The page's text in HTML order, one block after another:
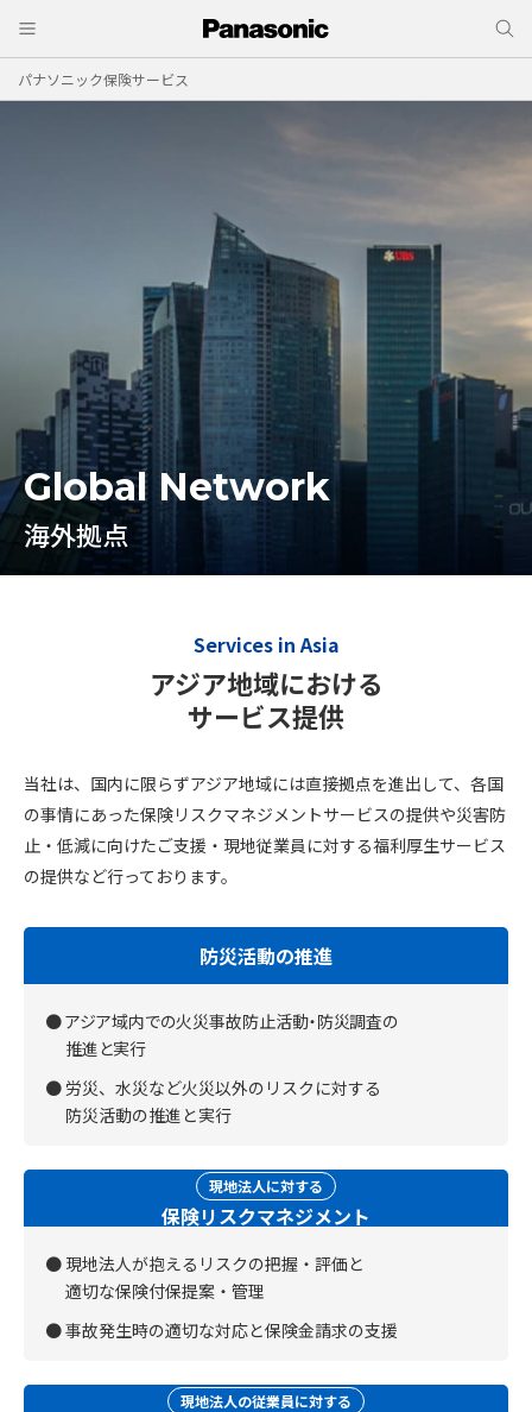
パナソニック保険サービス
Global Network
海外拠点
Services in Asia
アジア地域における
サービス提供
当社は、国内に限らずアジア地域には直接拠点を進出して、各国
の事情にあった保険リスクマネジメントサービスの提供や災害防
止・低減に向けたご支援・現地従業員に対する福利厚生サービス
の提供など行っております。
防災活動の推進
アジア域内での火災事故防止活動・防災調査の
推進と実行
労災、水災など火災以外のリスクに対する
防災活動の推進と実行
現地法人に対する
保険リスクマネジメント
現地法人が抱えるリスクの把握・評価と
適切な保険付保提案・管理
事故発生時の適切な対応と保険金請求の支援
現地法人の従業員に対する